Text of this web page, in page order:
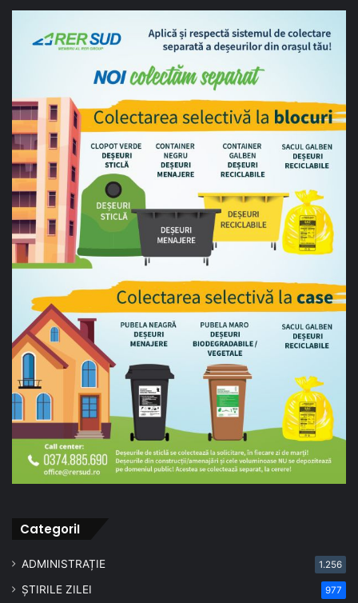
CategoriI
ADMINISTRAȚIE 1.256
ȘTIRILE ZILEI 977